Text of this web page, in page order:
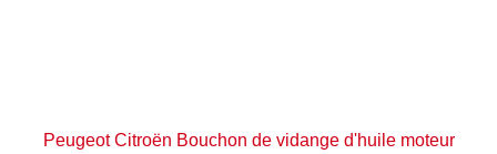
Peugeot Citroën Bouchon de vidange d'huile moteur